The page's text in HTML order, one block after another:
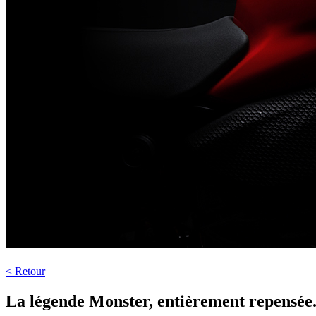
< Retour
La légende Monster, entièrement repensée.